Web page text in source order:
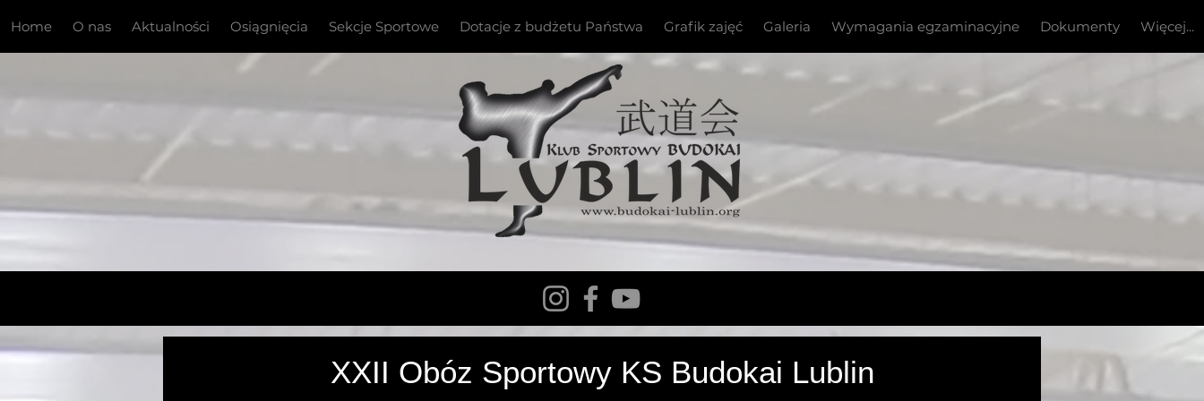
Home O nas Aktualności Osiągnięcia Sekcje Sportowe Dotacje z budżetu Państwa Grafik zajęć Galeria Wymagania egzaminacyjne Dokumenty Więcej...
Mistrzostwa Europy Kyokushin WKB -Turcja
XXII Obóz Sportowy KS Budokai Lublin